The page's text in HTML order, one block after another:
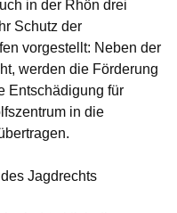
in der Rhön drei
Schutz der
vorgestellt: Neben der
werden die Förderung
Entschädigung für
in die
Jagdrechts